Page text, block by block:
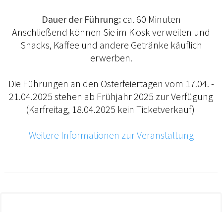
Dauer der Führung:ca. 60 Minuten
Anschließend können Sie im Kiosk verweilen und
Snacks, Kaffee und andere Getränke käuflich
erwerben.
Die Führungen an den Osterfeiertagen vom 17.04. -
21.04.2025 stehen ab Frühjahr 2025 zur Verfügung
(Karfreitag, 18.04.2025 kein Ticketverkauf)
Weitere Informationen zur Veranstaltung